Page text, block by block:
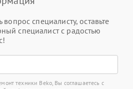
вопрос специалисту, оставьте
специалист с радостью
техники Beko, Вы соглашаетесь с